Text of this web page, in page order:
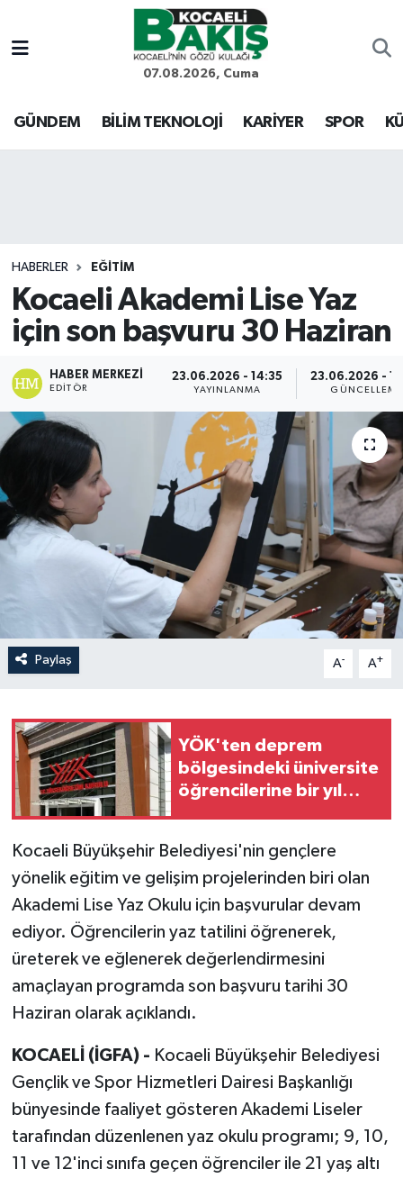
07.08.2026, Cuma
GÜNDEM BİLİM TEKNOLOJİ KARİYER SPOR
HABERLER EĞİTİM
Kocaeli Akademi Lise Yaz
için son başvuru 30 Haziran
HABER MERKEZI
EDITÖR
23.06.2026 - 14:35
YAYINLANMA
23.06.2026 -
GÜNCELLEME
Paylaş A- A+
YÖK'ten deprem
bölgesindeki üniversite
öğrencilerine bir yıl
Kocaeli Büyükşehir Belediyesi'nin gençlere
yönelik eğitim ve gelişim projelerinden biri olan
Akademi Lise Yaz Okulu için başvurular devam
ediyor. Öğrencilerin yaz tatilini öğrenerek,
üreterek ve eğlenerek değerlendirmesini
amaçlayan programda son başvuru tarihi 30
Haziran olarak açıklandı.
KOCAELİ (İGFA) - Kocaeli Büyükşehir Belediyesi
Gençlik ve Spor Hizmetleri Dairesi Başkanlığı
bünyesinde faaliyet gösteren Akademi Liseler
tarafından düzenlenen yaz okulu programı; 9, 10,
11 ve 12'inci sınıfa geçen öğrenciler ile 21 yaş altı
Kocaeli Nöbetçi Eczaneler
Kocaeli Hava Durumu
Son Dakika Haberleri
Haber Arşivi